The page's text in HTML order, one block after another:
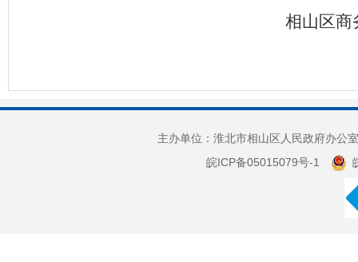
相山区商
主办单位：淮北市相山区人民政府办
皖ICP备05015079号-1